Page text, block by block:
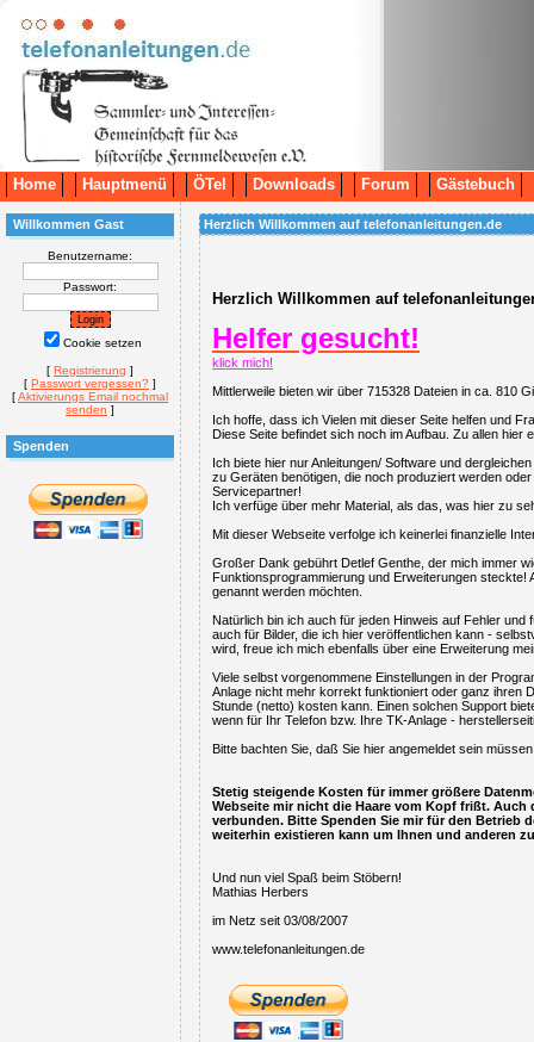
Home Hauptmenü ÖTel Downloads Forum Gästebuch
Willkommen Gast
Benutzername:
Passwort:
Cookie setzen
[ Registrierung ]
[ Passwort vergessen? ]
[Aktivierungs Email nochmal
senden ]
Spenden
Herzlich Willkommen auf telefonanleitungen.de
Herzlich Willkommen auf
Helfer gesucht!
klick mich!
Mittlerweile bieten wir über 715328 Dateien in ca. 810
Ich hoffe, dass ich Vielen mit dieser Seite helfen und
Diese Seite befindet sich noch im Aufbau. Zu allen
Ich biete hier nur Anleitungen/ Software und
zu Geräten benötigen, die noch produziert werden
Servicepartner!
Ich verfüge über mehr Material, als das, was hier zu
Mit dieser Webseite verfolge ich keinerlei finanzielle
Großer Dank gebührt Detlef Genthe, der mich immer
Funktionsprogrammierung und Erweiterungen
genannt werden möchten.
Natürlich bin ich auch für jeden Hinweis auf Fehler
auch für Bilder, die ich hier veröffentlichen kann -
wird, freue ich mich ebenfalls über eine Erweiterung
Viele selbst vorgenommene Einstellungen in der
Anlage nicht mehr korrekt funktioniert oder ganz ihren
Stunde (netto) kosten kann. Einen solchen Support
wenn für Ihr Telefon bzw. Ihre TK-Anlage -
Bitte bachten Sie, daß Sie hier angemeldet sein
Stetig steigende Kosten für immer größere
Webseite mir nicht die Haare vom Kopf frißt.
verbunden. Bitte Spenden Sie mir für den Betrieb
weiterhin existieren kann um Ihnen und anderen
Und nun viel Spaß beim Stöbern!
Mathias Herbers
im Netz seit 03/08/2007
www.telefonanleitungen.de